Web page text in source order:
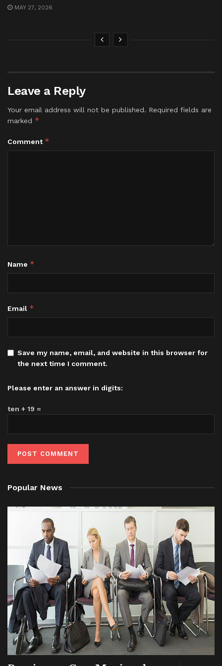
MAY 27, 2026
Leave a Reply
Your email address will not be published. Required fields are
marked *
Comment *
Name *
Email *
Save my name, email, and website in this browser for
the next time I comment.
Please enter an answer in digits:
ten + 19 =
Popular News